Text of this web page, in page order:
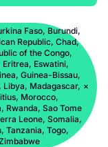
Faso, Burundi,
Republic, Chad,
of the Congo,
Eritrea, Eswatini,
Guinea-Bissau,
Libya, Madagascar,
Morocco,
Rwanda, Sao Tome
Leone, Somalia,
Tanzania, Togo,
×